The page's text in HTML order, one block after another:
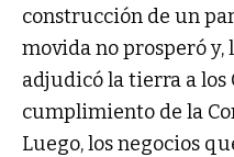
construcción de un
movida no prosperó y,
adjudicó la tierra a los
cumplimiento de la
Luego, los negocios